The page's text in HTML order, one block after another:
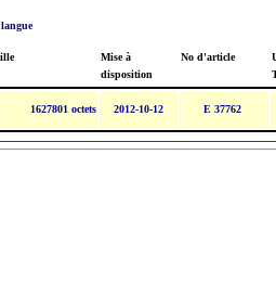
Mise à
disposition
No d'article
1627801 octets 2012-10-12 E 37762